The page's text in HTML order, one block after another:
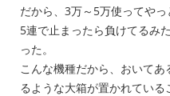
だから、3万～5万使ってやっ
5連で止まったら負けてるみ
った。
こんな機種だから、おいて
るような大箱が置かれている